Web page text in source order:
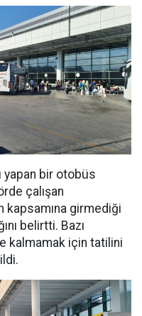
yapan bir otobüs
çalışan
kapsamına girmediği
belirtti. Bazı
kalmamak için tatilini